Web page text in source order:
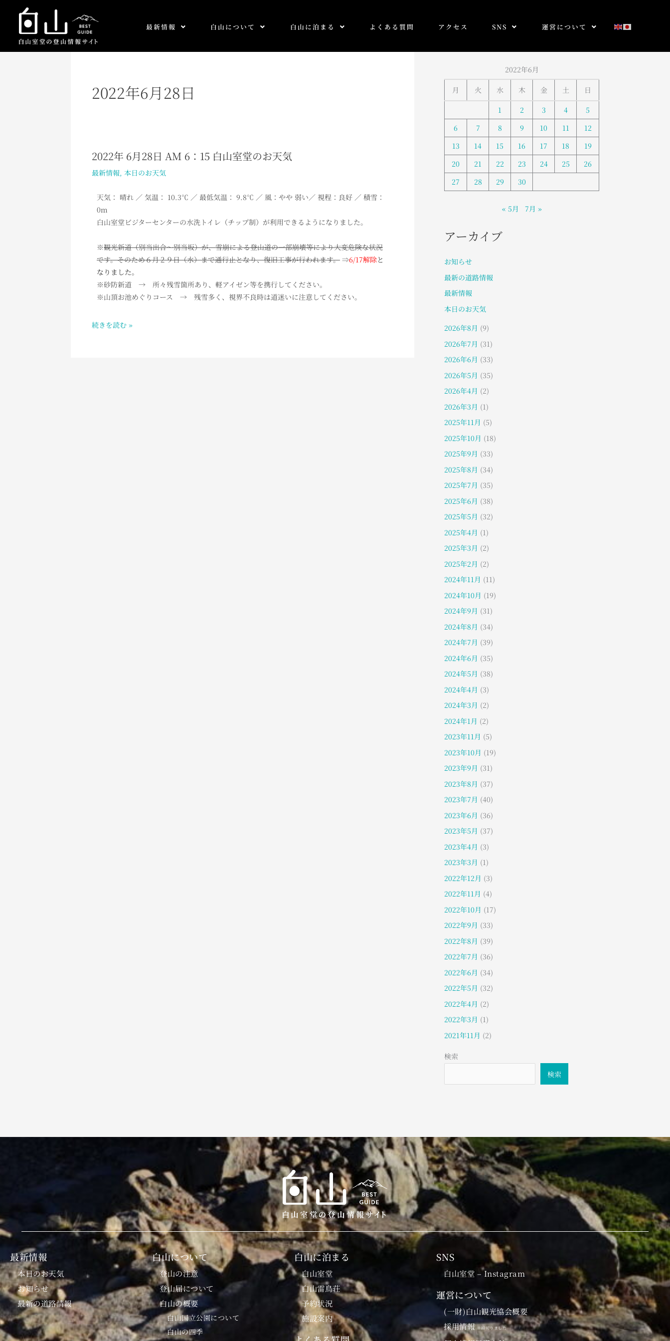
最新情報 白山について 白山に泊まる よくある質問 アクセス SNS 運営について
2022年6月28日
2022年 6月28日 AM 6：15 白山室堂のお天気
最新情報, 本日のお天気
天気： 晴れ ／ 気温： 10.3℃ ／ 最低気温： 9.8℃ ／ 風：やや 弱い／ 視程：良好 ／ 積雪：
0m
白山室堂ビジターセンターの水洗トイレ（チップ制）が利用できるようになりました。
※観光新道（別当出合～別当坂）が、雪崩による登山道の一部崩壊等により大変危険な状況
です。そのため６月２９日（水）まで通行止となり、復旧工事が行われます。 ⇒6/17解除と
なりました。
※砂防新道 → 所々残雪箇所あり、軽アイゼン等を携行してください。
※山頂お池めぐりコース → 残雪多く、視界不良時は道迷いに注意してください。
2022
年
月
28
日
6：
山
室
お
続きを読む »
2022年6月
月 火 水 木 金 土
日
1
2 3 4
5
6
7 8 9 10 11
12
13
14 15 16 17 18
19
20
21 22 23 24 25
26
27
28 29 30
« 5月 7月 »
アーカイブ
お知らせ
最新の道路情報
最新情報
本日のお天気
2026年8月 (9)
2026年7月 (31)
2026年6月 (33)
2026年5月 (35)
2026年4月 (2)
2026年3月 (1)
2025年11月 (5)
2025年10月 (18)
2025年9月 (33)
2025年8月 (34)
2025年7月 (35)
2025年6月 (38)
2025年5月 (32)
2025年4月 (1)
2025年3月 (2)
2025年2月 (2)
2024年11月 (11)
2024年10月 (19)
2024年9月 (31)
2024年8月 (34)
2024年7月 (39)
2024年6月 (35)
2024年5月 (38)
2024年4月 (3)
2024年3月 (2)
2024年1月 (2)
2023年11月 (5)
2023年10月 (19)
2023年9月 (31)
2023年8月 (37)
2023年7月 (40)
2023年6月 (36)
2023年5月 (37)
2023年4月 (3)
2023年3月 (1)
2022年12月 (3)
2022年11月 (4)
2022年10月 (17)
2022年9月 (33)
2022年8月 (39)
2022年7月 (36)
2022年6月 (34)
2022年5月 (32)
2022年4月 (2)
2022年3月 (1)
2021年11月 (2)
検索
検索
最新情報
本日のお天気
お知らせ
最新の道路情報
白山について
登山の注意
登山届について
白山の概要
白山国立公園について
白山の四季
白山に泊まる
白山室堂
白山雷鳥荘
予約状況
施設案内
SNS
白山室堂 – Instagram
運営について
(一財)白山観光協会概要
採用情報※締切りました